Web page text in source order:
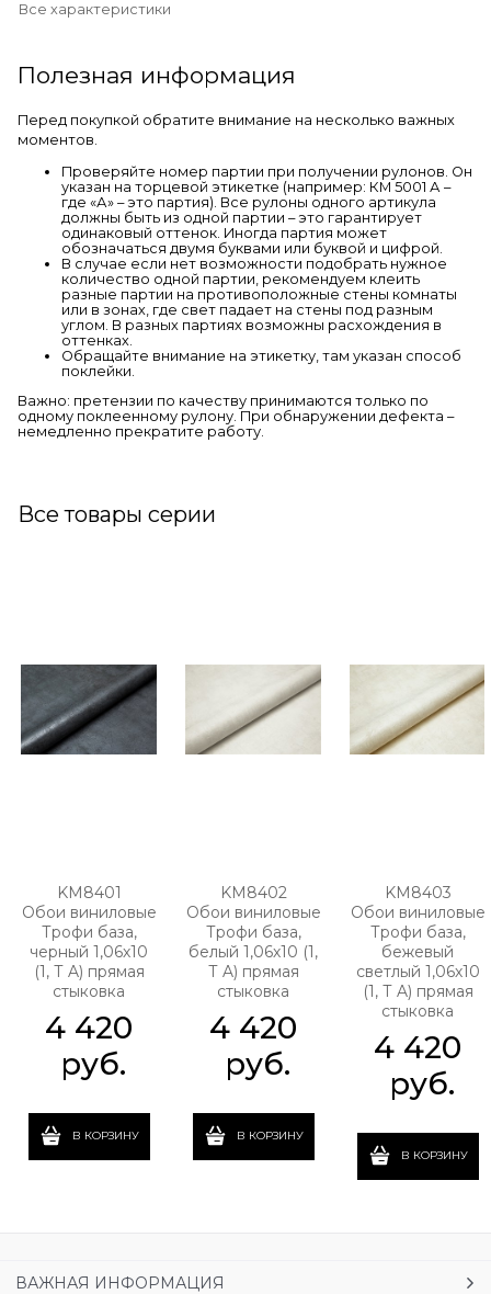
Все характеристики
Полезная информация
Перед покупкой обратите внимание на несколько важных
моментов.
Проверяйте номер партии при получении рулонов. Он
указан на торцевой этикетке (например: КМ 5001 А –
где «А» – это партия). Все рулоны одного артикула
должны быть из одной партии – это гарантирует
одинаковый оттенок. Иногда партия может
обозначаться двумя буквами или буквой и цифрой.
В случае если нет возможности подобрать нужное
количество одной партии, рекомендуем клеить
разные партии на противоположные стены комнаты
или в зонах, где свет падает на стены под разным
углом. В разных партиях возможны расхождения в
оттенках.
Обращайте внимание на этикетку, там указан способ
поклейки.
Важно: претензии по качеству принимаются только по
одному поклеенному рулону. При обнаружении дефекта –
немедленно прекратите работу.
Все товары серии
KM8401
Обои виниловые
Трофи база,
черный 1,06х10
(1, Т A) прямая
стыковка
4 420
руб.
В КОРЗИНУ
KM8402
Обои виниловые
Трофи база,
белый 1,06х10 (1,
Т A) прямая
стыковка
4 420
руб.
В КОРЗИНУ
KM8403
Обои виниловые
Трофи база,
бежевый
светлый 1,06х10
(1, Т A) прямая
стыковка
4 420
руб.
В КОРЗИНУ
ВАЖНАЯ ИНФОРМАЦИЯ